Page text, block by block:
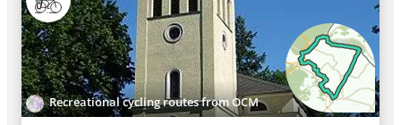
Recreational cycling routes from OCM